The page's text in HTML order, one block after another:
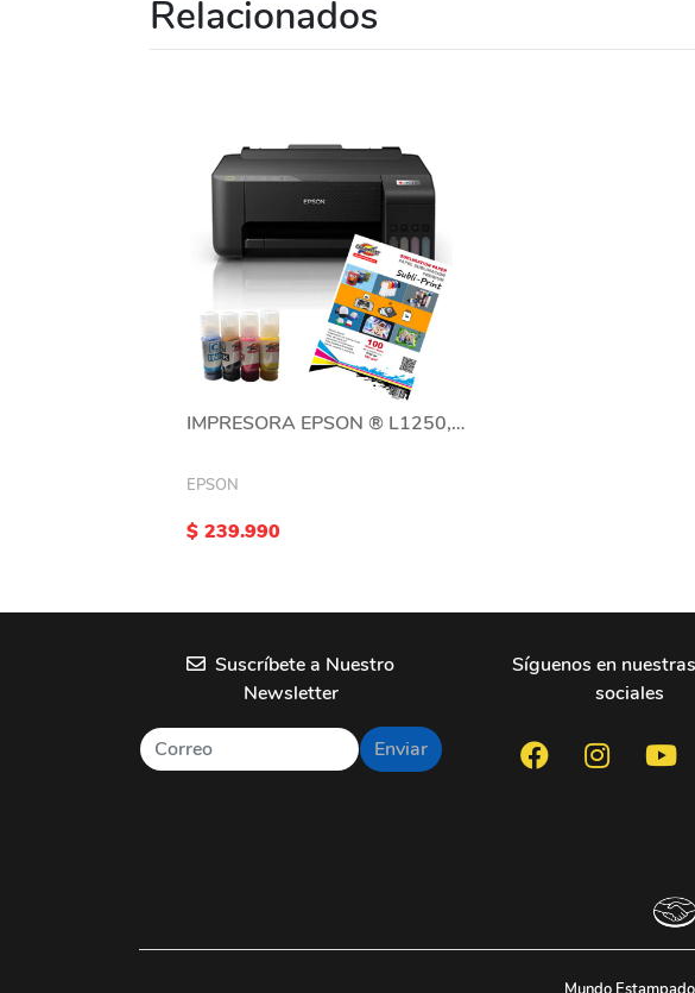
Relacionados
IMPRESORA EPSON ® L1250, 280 ML DE TINTA DE SUBLIMACION, 100 HOJAS SUBLIMACION
EPSON
$ 239.990
Suscríbete a Nuestro
Newsletter
Enviar
Síguenos en
sociales